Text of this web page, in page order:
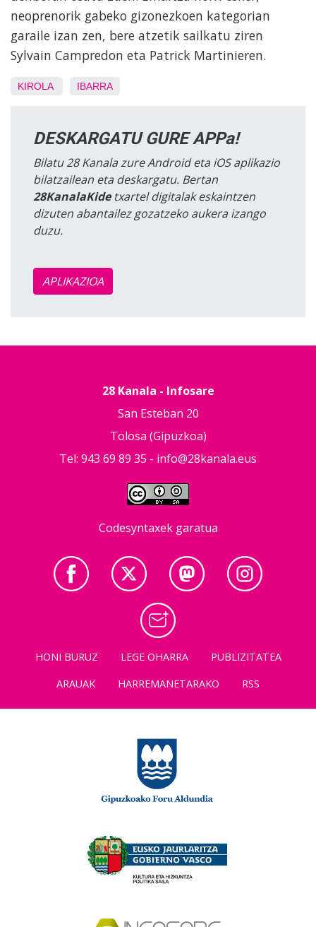
neoprenorik gabeko gizonezkoen kategorian
garaile izan zen, bere atzetik sailkatu ziren
Sylvain Campredon eta Patrick Martinieren.
KIROLA IBARRA
DESKARGATU GURE APPa!
Bilatu 28 Kanala zure Android eta iOS aplikazio
bilatzailean eta deskargatu. Bertan
28KanalaKidetxartel digitalak eskaintzen
dizuten abantailez gozatzeko aukera izango
duzu.
APLIKAZIOA
28 Kanala - Infosare
San Esteban 20
Tolosa (Gipuzkoa)
Tel: 943 69 89 35 - info@28kanala.eus
Codesyntaxek garatua
HONI BURUZ LEGE OHARRA
PUBLIZITATEA
ARAUAK
HARREMANETARAKO RSS